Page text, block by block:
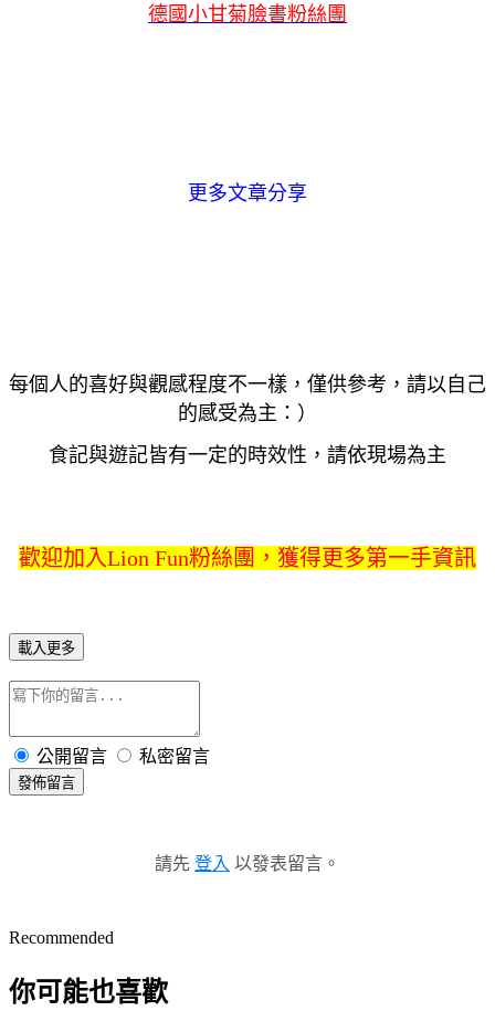
德國小甘菊臉書粉絲團
更多文章分享
每個人的喜好與觀感程度不一樣，僅供參考，請以自己
的感受為主：）
食記與遊記皆有一定的時效性，請依現場為主
歡迎加入Lion Fun粉絲團，獲得更多第一手資訊
載入更多
公開留言 私密留言
發佈留言
請先 登入 以發表留言。
Recommended
你可能也喜歡